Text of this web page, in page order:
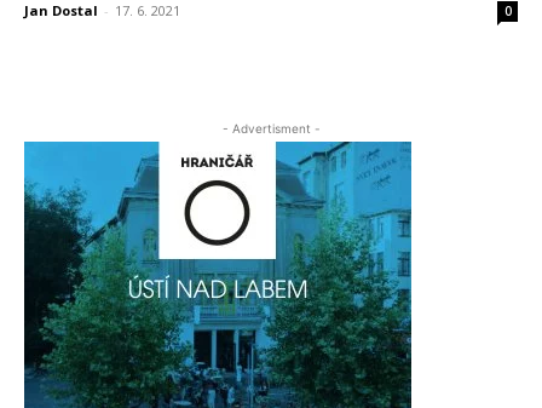
Jan Dostal - 17. 6. 2021 0
- Advertisment -